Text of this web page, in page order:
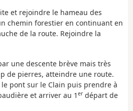
et rejoindre le hameau des
chemin forestier en continuant en
de la route. Rejoindre la
une descente brève mais très
de pierres, atteindre une route.
pont sur le Clain puis prendre à
et arriver au 1 er départ de